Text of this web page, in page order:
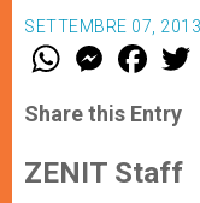
SETTEMBRE 07,
W
t
s
p
p
M
e
s
e
g
e
F
a
e
b
o
k
Share this Entry
ZENIT Staff